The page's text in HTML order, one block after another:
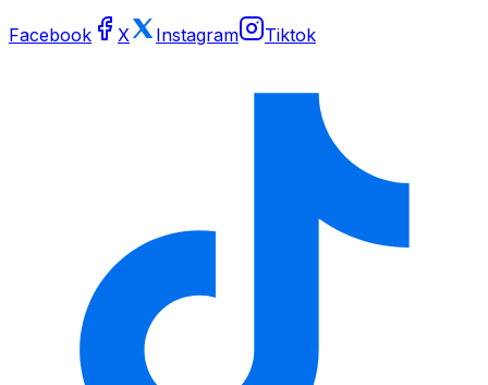
Facebook X Instagram Tiktok